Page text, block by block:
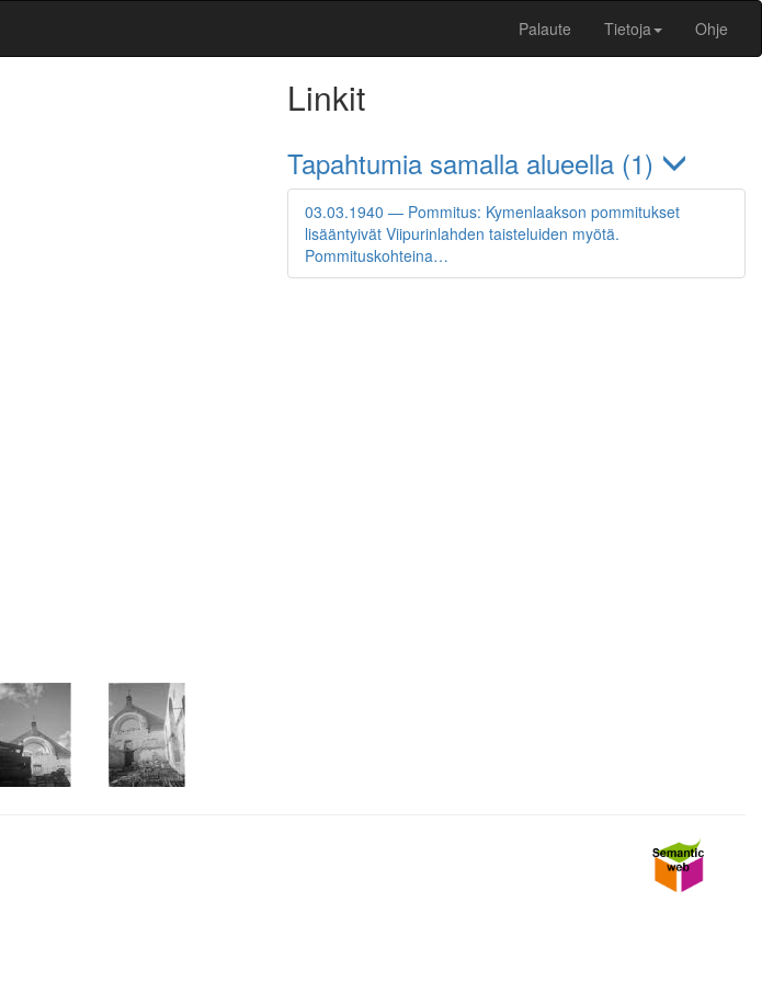
Palaute Tietoja Ohje
Linkit
Tapahtumia samalla alueella (1)
03.03.1940 — Pommitus: Kymenlaakson pommitukset
lisääntyivät Viipurinlahden taisteluiden myötä.
Pommituskohteina…